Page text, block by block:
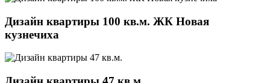
Дизайн квартиры 100 кв.м. ЖК Новая
кузнечиха